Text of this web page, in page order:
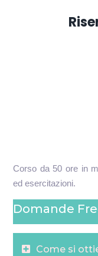
Corso da 50 ore in
ed esercitazioni.
Domande
Come si